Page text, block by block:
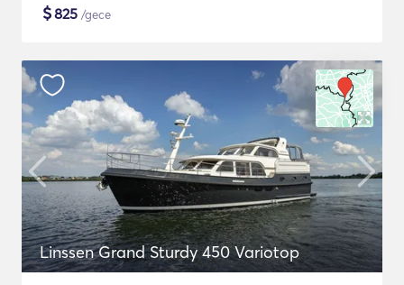
$825 /gece
Linssen Grand Sturdy 450 Variotop